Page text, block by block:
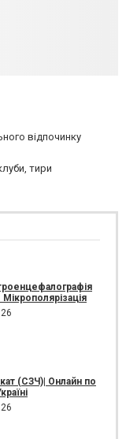
відпочинку
тири
Мікрополярізація
(СЗЧ)| Онлайн по